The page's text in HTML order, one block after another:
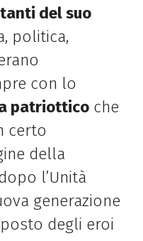
del suo
politica,
con lo
patriotticoche
certo
della
l’Unità
generazione
degli eroi